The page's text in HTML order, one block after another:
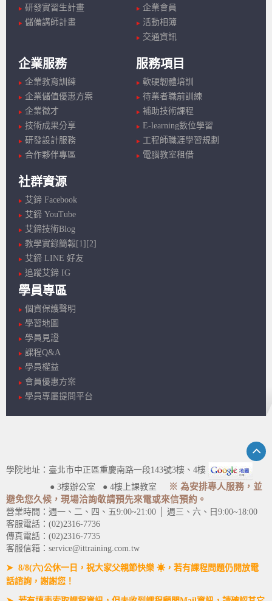
研發實習生計畫
儲備講師計畫
企業會員
活動相簿
交通資訊
企業服務
企業教育訓練
企業儲值優惠方案
企業徵才
技術成果分享
研發設計服務
合作夥伴專區
服務項目
軟硬韌體培訓
待業者職前訓練
補助技術課程
E-learning數位學習
工程師職涯學習規劃
電腦教室租借
社群資源
艾鍗 Facebook
艾鍗 YouTube
艾鍗技術Blog
教學實錄簡報[1] [2]
艾鍗 LINE 好友
追蹤艾鍗 IG
學員專區
個資保護聲明
學習地圖
學員見證
課程Q&A
學員權益
會員優惠方案
學員專屬提問平台
學院地址：臺北市中正區重慶南路一段143號3樓、4樓
● 3樓辦公室 ● 4樓上課教室
※ 為安排專人服務，並
避免您久候，現場洽詢敬請預先來電或來信預約。
營業時間：週一、二、四、五9:00~21:00 │ 週三、六、日9:00~18:00
客服電話：(02)2316-7736
傳真電話：(02)2316-7735
客服信箱：service@ittraining.com.tw
➤ 8/8(六)公休一日，祝大家父親節快樂 ☀，若有課程問題仍開放電
話諮詢，謝謝您！